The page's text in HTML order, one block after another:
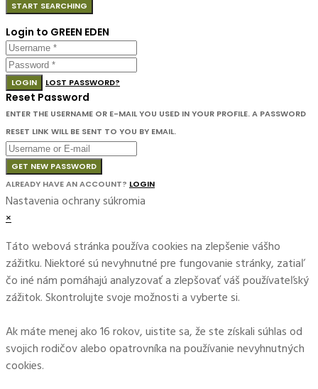
Login to GREEN EDEN
LOGIN LOST PASSWORD?
Reset Password
ENTER THE USERNAME OR E-MAIL YOU USED IN YOUR PROFILE. A PASSWORD
RESET LINK WILL BE SENT TO YOU BY EMAIL.
GET NEW PASSWORD
ALREADY HAVE AN ACCOUNT? LOGIN
Nastavenia ochrany súkromia
×
Táto webová stránka používa cookies na zlepšenie vášho
zážitku. Niektoré sú nevyhnutné pre fungovanie stránky, zatiaľ
čo iné nám pomáhajú analyzovať a zlepšovať váš používateľský
zážitok. Skontrolujte svoje možnosti a vyberte si.
Ak máte menej ako 16 rokov, uistite sa, že ste získali súhlas od
svojich rodičov alebo opatrovníka na používanie nevyhnutných
cookies.